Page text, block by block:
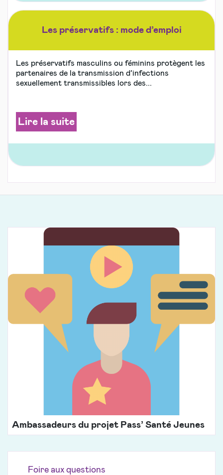
Les préservatifs : mode d’emploi
Les préservatifs masculins ou féminins protègent les
partenaires de la transmission d’infections
sexuellement transmissibles lors des...
Lire la suite
Ambassadeurs du projet Pass’ Santé Jeunes
Foire aux questions